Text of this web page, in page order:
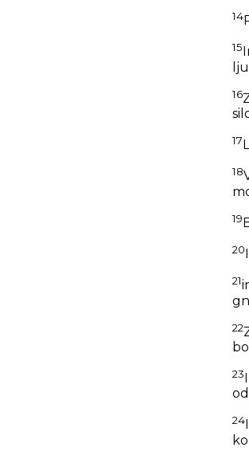
14
15
16
17
18
19
20
21
22
23
24